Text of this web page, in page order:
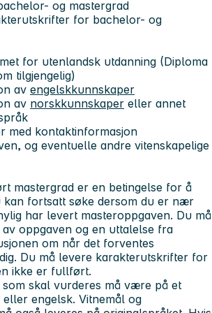
og mastergrad
for bachelor- og
for utenlandsk utdanning (Diploma
tilgjengelig)
av engelskkunnskaper
av norskkunnskaper eller annet
med kontaktinformasjon
, og eventuelle andre vitenskapelige
mastergrad er en betingelse for å
kan fortsatt søke dersom du er nær
har levert masteroppgaven. Du må
av oppgaven og en uttalelse fra
om når det forventes
Du må levere karakterutskrifter for
ikke er fullført.
skal vurderes må være på et
engelsk. Vitnemål og